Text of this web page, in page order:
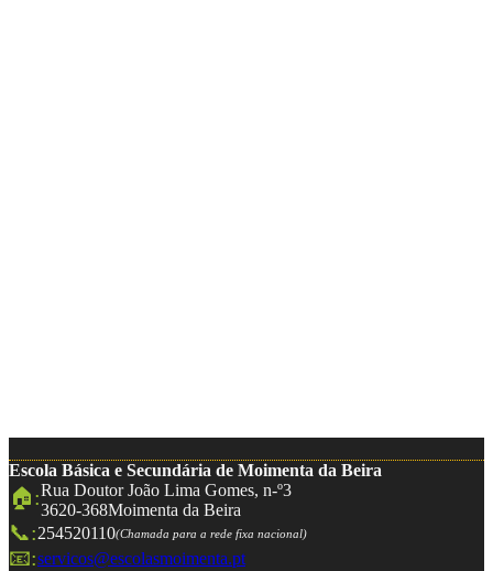
Escola Básica e Secundária de Moimenta da Beira
🏠:Rua Doutor João Lima Gomes, n-º3
3620-368Moimenta da Beira
📞:254520110(Chamada para a rede fixa nacional)
📧:servicos@escolasmoimenta.pt